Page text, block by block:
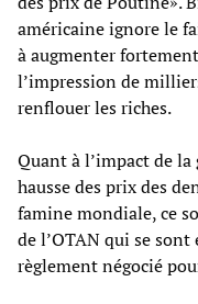
américaine ignore le
à augmenter
l’impression de
renflouer les riches.
Quant à l’impact de
hausse des prix des
famine mondiale, ce
de l’OTAN qui se
règlement négocié